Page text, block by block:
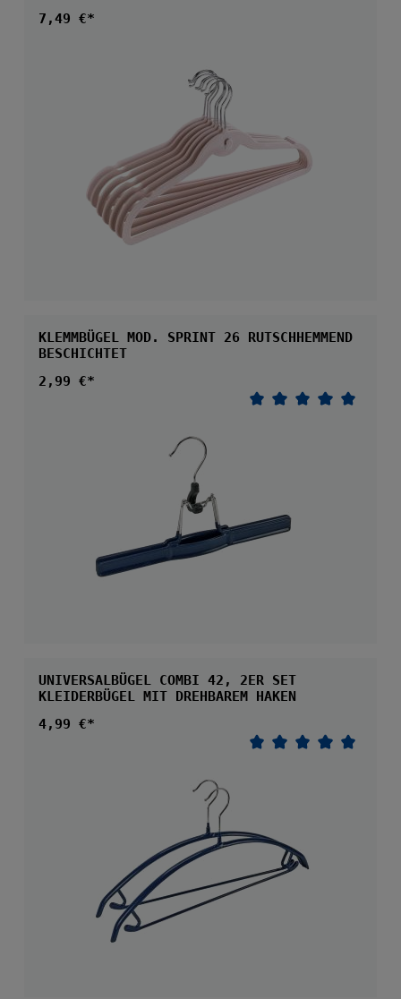
Regulärer Preis:
7,49 €*
KLEMMBÜGEL MOD. SPRINT 26 RUTSCHHEMMEND
BESCHICHTET
Regulärer Preis:
2,99 €*
UNIVERSALBÜGEL COMBI 42, 2ER SET
KLEIDERBÜGEL MIT DREHBAREM HAKEN
Regulärer Preis:
4,99 €*